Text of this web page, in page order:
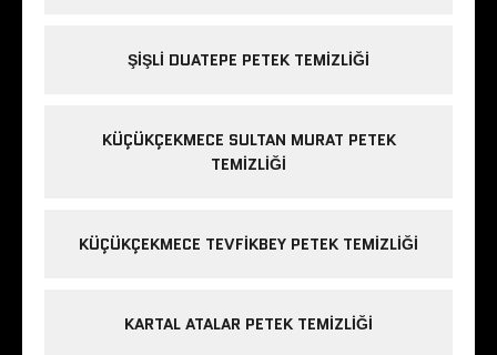
ŞIŞLI DUATEPE PETEK TEMIZLIĞI
KÜÇÜKÇEKMECE SULTAN MURAT PETEK
TEMIZLIĞI
KÜÇÜKÇEKMECE TEVFIKBEY PETEK TEMIZLIĞI
KARTAL ATALAR PETEK TEMIZLIĞI